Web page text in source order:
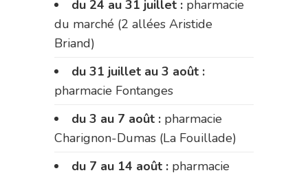
du 24 au 31 juillet : pharmacie
du marché (2 allées Aristide
Briand)
du 31 juillet au 3 août :
pharmacie Fontanges
du 3 au 7 août : pharmacie
Charignon-Dumas (La Fouillade)
du 7 au 14 août : pharmacie